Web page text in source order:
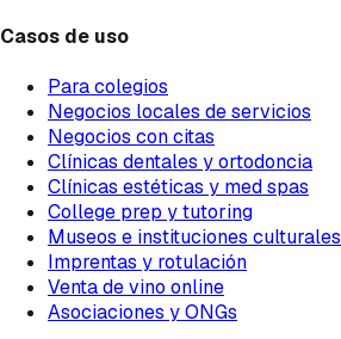
Casos de uso
Para colegios
Negocios locales de servicios
Negocios con citas
Clínicas dentales y ortodoncia
Clínicas estéticas y med spas
College prep y tutoring
Museos e instituciones culturales
Imprentas y rotulación
Venta de vino online
Asociaciones y ONGs